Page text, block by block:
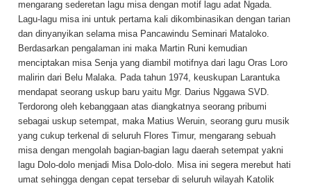
mengarang sederetan lagu misa dengan motif lagu adat Ngada.
Lagu-lagu misa ini untuk pertama kali dikombinasikan dengan tarian
dan dinyanyikan selama misa Pancawindu Seminari Mataloko.
Berdasarkan pengalaman ini maka Martin Runi kemudian
menciptakan misa Senja yang diambil motifnya dari lagu Oras Loro
malirin dari Belu Malaka. Pada tahun 1974, keuskupan Larantuka
mendapat seorang uskup baru yaitu Mgr. Darius Nggawa SVD.
Terdorong oleh kebanggaan atas diangkatnya seorang pribumi
sebagai uskup setempat, maka Matius Weruin, seorang guru musik
yang cukup terkenal di seluruh Flores Timur, mengarang sebuah
misa dengan mengolah bagian-bagian lagu daerah setempat yakni
lagu Dolo-dolo menjadi Misa Dolo-dolo. Misa ini segera merebut hati
umat sehingga dengan cepat tersebar di seluruh wilayah Katolik